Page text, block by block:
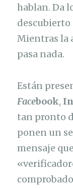
hablan. Da
Mientras la
pasa nada.
Están
Facebook,
tan pronto
ponen un
mensaje